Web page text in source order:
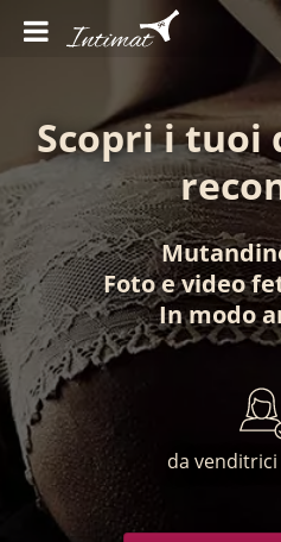
Scopri i tuoi
Fotoevideo
In modo
da